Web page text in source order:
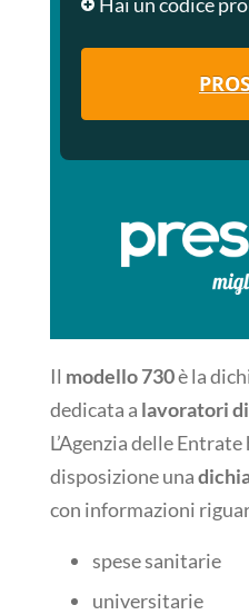
Il modello 730è la
dedicata a lavoratori
L’Agenzia delle Entrate
disposizione una
con informazioni
spese sanitarie
universitarie